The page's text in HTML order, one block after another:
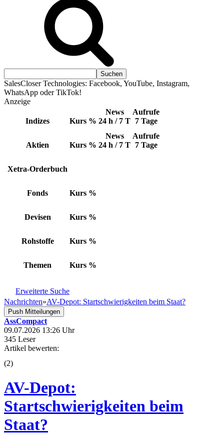
SalesCloser Technologies: Facebook, YouTube, Instagram,
WhatsApp oder TikTok!
Anzeige
Indizes Kurs %
News
24 h / 7 T
Aufrufe
7 Tage
Aktien Kurs %
News
24 h / 7 T
Aufrufe
7 Tage
Xetra-Orderbuch
Fonds Kurs %
Devisen Kurs %
Rohstoffe Kurs %
Themen Kurs %
Erweiterte Suche
Nachrichten»AV-Depot: Startschwierigkeiten beim Staat?
Push Mitteilungen
AssCompact
09.07.2026 13:26 Uhr
345 Leser
Artikel bewerten:
(2)
AV-Depot:
Startschwierigkeiten beim
Staat?